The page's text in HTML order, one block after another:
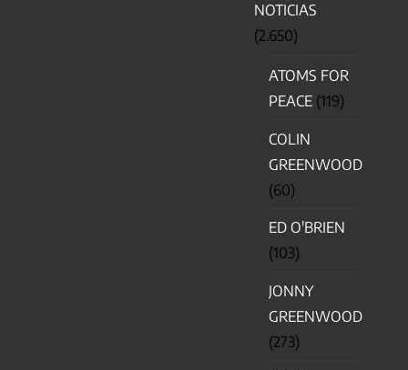
NOTICIAS
(2.650)
ATOMS FOR
PEACE (119)
COLIN
GREENWOOD
(60)
ED O'BRIEN
(103)
JONNY
GREENWOOD
(273)